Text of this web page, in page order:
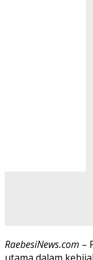
RaebesiNews.com –